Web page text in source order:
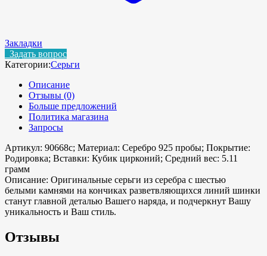
Закладки
Задать вопрос
Категории:Серьги
Описание
Отзывы (0)
Больше предложений
Политика магазина
Запросы
Артикул: 90668с; Материал: Серебро 925 пробы; Покрытие:
Родировка; Вставки: Кубик цирконий; Средний вес: 5.11
грамм
Описание: Оригинальные серьги из серебра с шестью
белыми камнями на кончиках разветвляющихся линий шинки
станут главной деталью Вашего наряда, и подчеркнут Вашу
уникальность и Ваш стиль.
Отзывы